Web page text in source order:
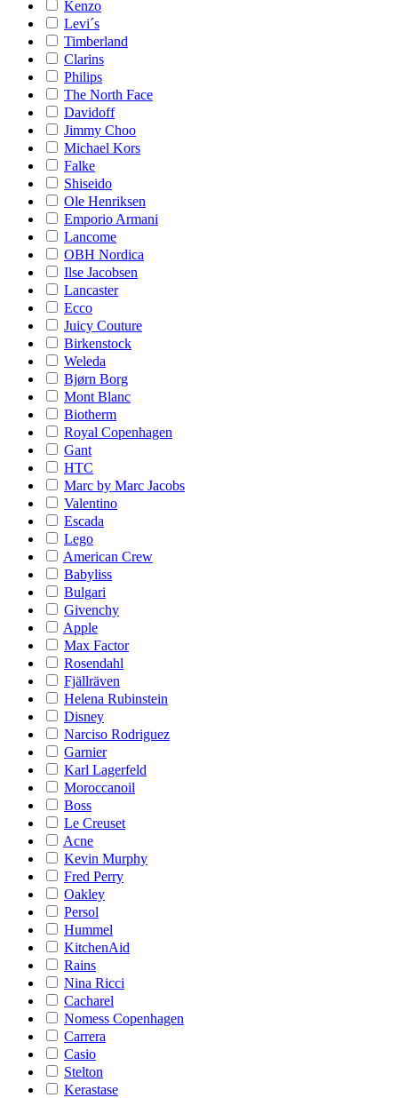
Kenzo
Levi´s
Timberland
Clarins
Philips
The North Face
Davidoff
Jimmy Choo
Michael Kors
Falke
Shiseido
Ole Henriksen
Emporio Armani
Lancome
OBH Nordica
Ilse Jacobsen
Lancaster
Ecco
Juicy Couture
Birkenstock
Weleda
Bjørn Borg
Mont Blanc
Biotherm
Royal Copenhagen
Gant
HTC
Marc by Marc Jacobs
Valentino
Escada
Lego
American Crew
Babyliss
Bulgari
Givenchy
Apple
Max Factor
Rosendahl
Fjällräven
Helena Rubinstein
Disney
Narciso Rodriguez
Garnier
Karl Lagerfeld
Moroccanoil
Boss
Le Creuset
Acne
Kevin Murphy
Fred Perry
Oakley
Persol
Hummel
KitchenAid
Rains
Nina Ricci
Cacharel
Nomess Copenhagen
Carrera
Casio
Stelton
Kerastase